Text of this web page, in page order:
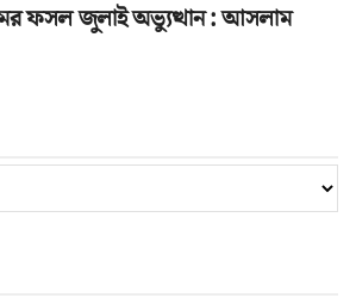
ফসল জুলাই অভ্যুত্থান : আসলাম